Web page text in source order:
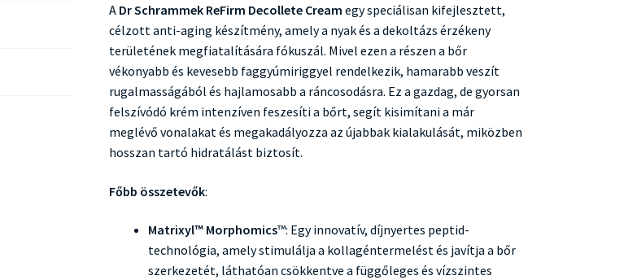
A Dr Schrammek ReFirm Decollete Cream egy speciálisan kifejlesztett,
célzott anti-aging készítmény, amely a nyak és a dekoltázs érzékeny
területének megfiatalítására fókuszál. Mivel ezen a részen a bőr
vékonyabb és kevesebb faggyúmiriggyel rendelkezik, hamarabb veszít
rugalmasságából és hajlamosabb a ráncosodásra. Ez a gazdag, de gyorsan
felszívódó krém intenzíven feszesíti a bőrt, segít kisimítani a már
meglévő vonalakat és megakadályozza az újabbak kialakulását, miközben
hosszan tartó hidratálást biztosít.
Főbb összetevők:
Matrixyl™ Morphomics™: Egy innovatív, díjnyertes peptid-
technológia, amely stimulálja a kollagéntermelést és javítja a bőr
szerkezetét, láthatóan csökkentve a függőleges és vízszintes